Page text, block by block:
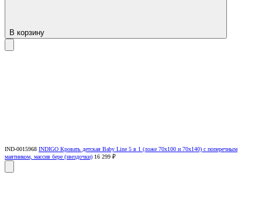
В корзину
IND-0015968 INDIGO Кровать детская Baby Line 5 в 1 (ложе 70х100 и 70х140) с поперечным
маятником, массив бере (звездочки) 16 299 ₽